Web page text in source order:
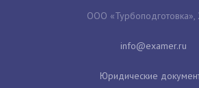
ООО «Турбоподготовка»,
Юридические